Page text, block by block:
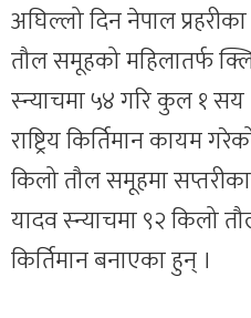
अघिल्लो दिन नेपाल
तौल समूहको महिलातर्फ
स्न्याचमा ५४ गरि कुल १
राष्ट्रिय किर्तिमान कायम
किलो तौल समूहमा
यादव स्न्याचमा ९२ किलो
किर्तिमान बनाएका हुन् ।